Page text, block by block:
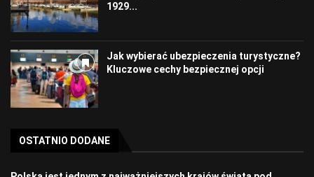
1929...
Jak wybierać ubezpieczenia turystyczne?
Kluczowe cechy bezpiecznej opcji
OSTATNIO DODANE